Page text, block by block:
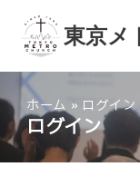
ス
キ
ッ
プ
東京メ
ホーム ログイン
ログイン